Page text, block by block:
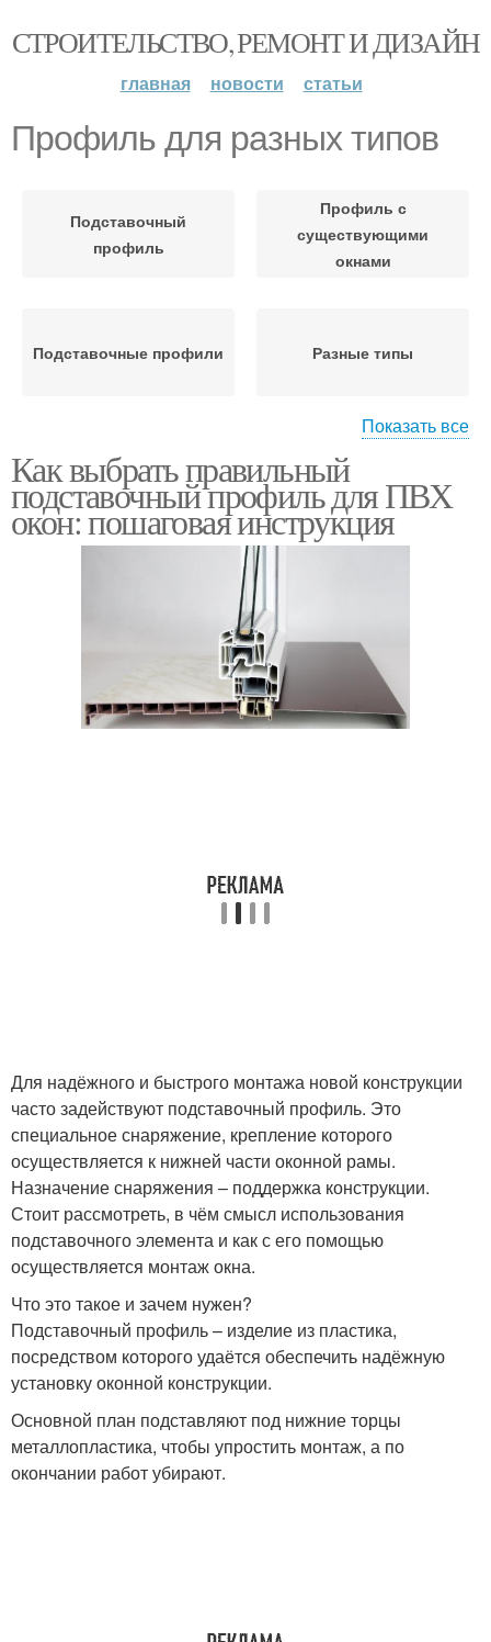
СТРОИТЕЛЬСТВО, РЕМОНТ И ДИЗАЙН
главная новости статьи
Профиль для разных типов
Подставочный
профиль
Профиль с
существующими
окнами
Подставочные профили Разные типы
Профили для
различных стилей
Показать все
Как выбрать правильный
подставочный профиль для ПВХ
окон: пошаговая инструкция
Для надёжного и быстрого монтажа новой конструкции
часто задействуют подставочный профиль. Это
специальное снаряжение, крепление которого
осуществляется к нижней части оконной рамы.
Назначение снаряжения – поддержка конструкции.
Стоит рассмотреть, в чём смысл использования
подставочного элемента и как с его помощью
осуществляется монтаж окна.
Что это такое и зачем нужен?
Подставочный профиль – изделие из пластика,
посредством которого удаётся обеспечить надёжную
установку оконной конструкции.
Основной план подставляют под нижние торцы
металлопластика, чтобы упростить монтаж, а по
окончании работ убирают.